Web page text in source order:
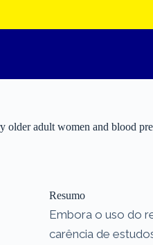
older adult women and blood
Resumo
Embora o uso do
carência de